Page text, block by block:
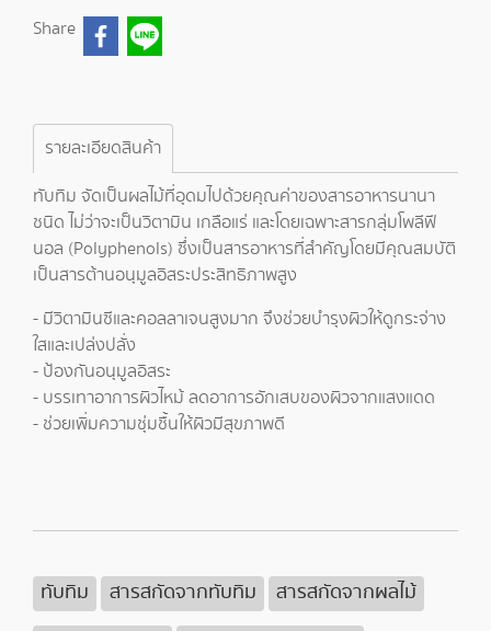
Share
รายละเอียดสินค้า
ทับทิม จัดเป็นผลไม้ที่อุดมไปด้วยคุณค่าของสารอาหารนานา
ชนิด ไม่ว่าจะเป็นวิตามิน เกลือแร่ และโดยเฉพาะสารกลุ่มโพลีฟี
นอล (Polyphenols) ซึ่งเป็นสารอาหารที่สำคัญโดยมีคุณสมบัติ
เป็นสารต้านอนุมูลอิสระประสิทธิภาพสูง
- มีวิตามินซีและคอลลาเจนสูงมาก จึงช่วยบำรุงผิวให้ดูกระจ่าง
ใสและเปล่งปลั่ง
- ป้องกันอนุมูลอิสระ
- บรรเทาอาการผิวไหม้ ลดอาการอักเสบของผิวจากแสงแดด
- ช่วยเพิ่มความชุ่มชื้นให้ผิวมีสุขภาพดี
ทับทิม สารสกัดจากทับทิม
สารสกัดจากผลไม้